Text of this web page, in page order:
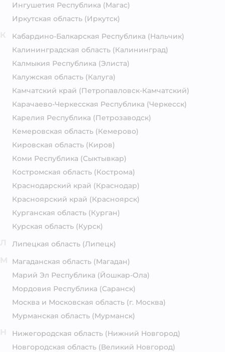
Ингушетия Республика (Магас)
Иркутская область (Иркутск)
Кабардино-Балкарская Республика (Нальчик)
Калининградская область (Калининград)
Калмыкия Республика (Элиста)
Калужская область (Калуга)
Камчатский край (Петропавловск-Камчатский)
Карачаево-Черкесская Республика (Черкесск)
Карелия Республика (Петрозаводск)
Кемеровская область (Кемерово)
Кировская область (Киров)
Коми Республика (Сыктывкар)
Костромская область (Кострома)
Краснодарский край (Краснодар)
Красноярский край (Красноярск)
Курганская область (Курган)
Курская область (Курск)
Липецкая область (Липецк)
Магаданская область (Магадан)
Марий Эл Республика (Йошкар-Ола)
Мордовия Республика (Саранск)
Москва и Московская область (г. Москва)
Мурманская область (Мурманск)
Нижегородская область (Нижний Новгород)
Новгородская область (Великий Новгород)